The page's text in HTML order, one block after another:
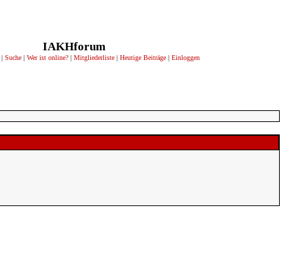
IAKHforum
| Suche | Wer ist online? | Mitgliederliste | Heutige Beiträge | Einloggen